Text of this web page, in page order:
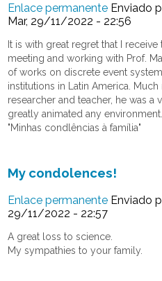
Enlace permanente Enviado
Mar, 29/11/2022 - 22:56
It is with great regret that I
meeting and working with Prof.
of works on discrete event
institutions in Latin America.
researcher and teacher, he was a
greatly animated any environment.
"Minhas condlências à família"
My condolences!
Enlace permanente Enviado
29/11/2022 - 22:57
A great loss to science.
My sympathies to your family.